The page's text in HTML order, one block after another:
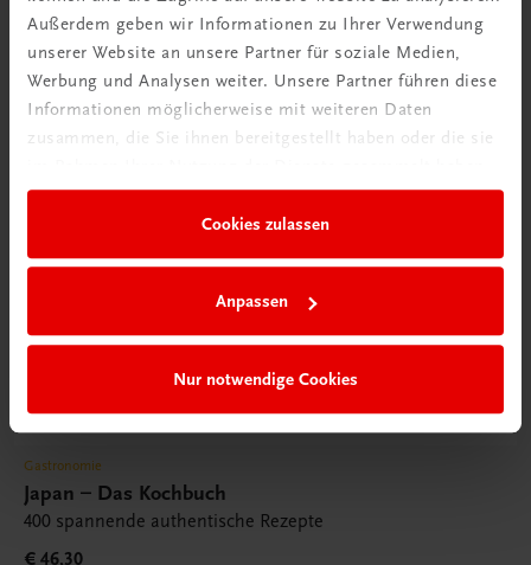
Außerdem geben wir Informationen zu Ihrer Verwendung
unserer Website an unsere Partner für soziale Medien,
Werbung und Analysen weiter. Unsere Partner führen diese
Informationen möglicherweise mit weiteren Daten
zusammen, die Sie ihnen bereitgestellt haben oder die sie
Cookies zulassen
Anpassen
Nur notwendige Cookies
Gastronomie
Japan – Das Kochbuch
400 spannende authentische Rezepte
€ 46,30